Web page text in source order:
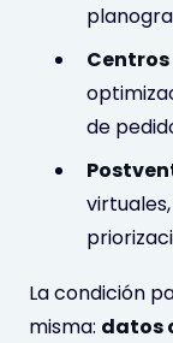
de
La condición
misma: datos